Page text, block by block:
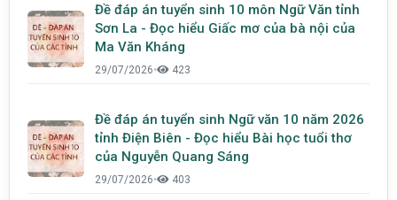
Đề đáp án tuyển sinh 10 môn Ngữ Văn tỉnh
Sơn La - Đọc hiểu Giấc mơ của bà nội của
Ma Văn Kháng
29/07/2026• 423
Đề đáp án tuyển sinh Ngữ văn 10 năm 2026
tỉnh Điện Biên - Đọc hiểu Bài học tuổi thơ
của Nguyễn Quang Sáng
29/07/2026• 403